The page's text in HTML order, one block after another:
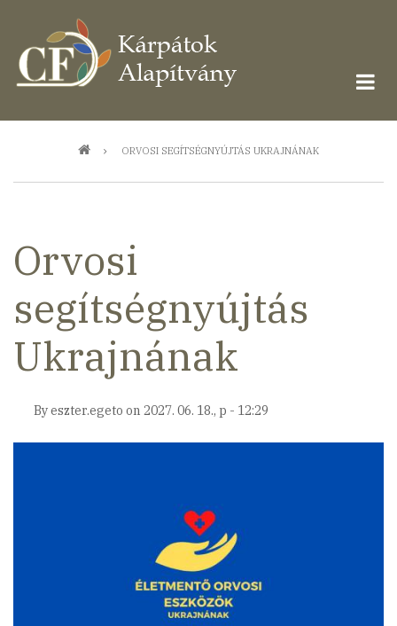
tartalomra
Morzsa ORVOSI SEGÍTSÉGNYÚJTÁS UKRAJNÁNAK
Orvosi
segítségnyújtás
Ukrajnának
Byeszter.egeto on 2027. 06. 18., p - 12:29